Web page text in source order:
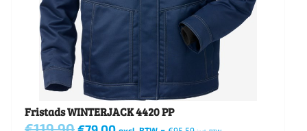
worden
productpagina
Fristads WINTERJACK 4420 PP
Oorspronkelijke
Huidige